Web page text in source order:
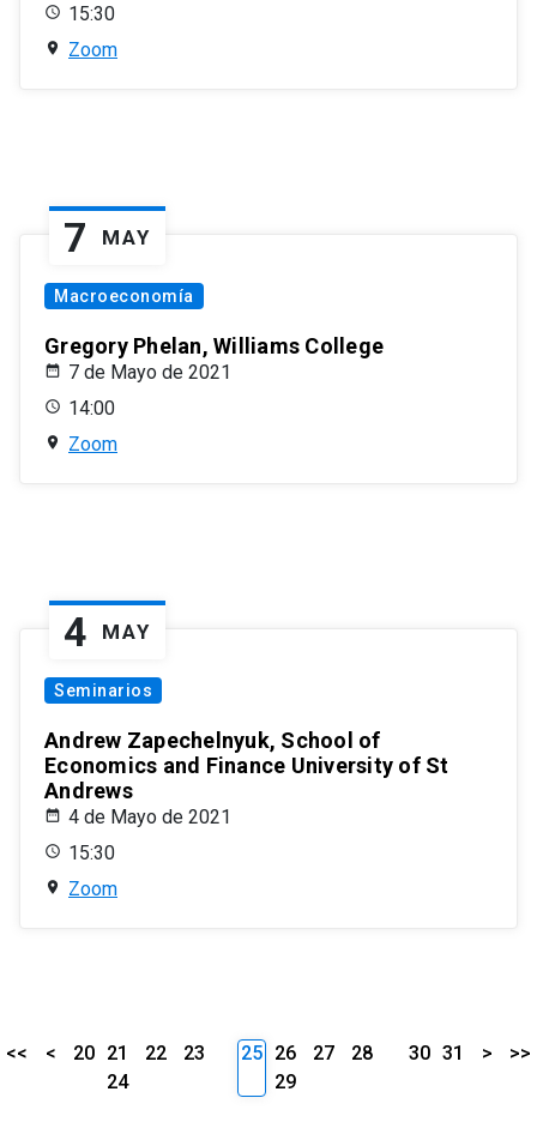
15:30
Zoom
7 MAY
Macroeconomía
Gregory Phelan, Williams College
7 de Mayo de 2021
14:00
Zoom
4 MAY
Seminarios
Andrew Zapechelnyuk, School of
Economics and Finance University of St
Andrews
4 de Mayo de 2021
15:30
Zoom
<< < 20 21 22
23
24
25 26 27
28
29
30 31 > >>